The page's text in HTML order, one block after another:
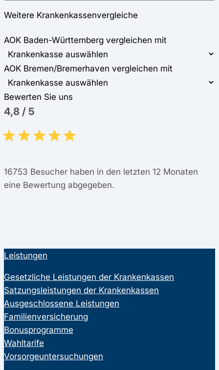
Weitere Krankenkassenvergleiche
AOK Baden-Württemberg vergleichen mit
AOK Bremen/Bremerhaven vergleichen mit
Bewerten Sie uns
4,8 / 5
16753 Besucher haben in den letzten 12 Monaten
eine Bewertung abgegeben.
Leistungen
Gesetzliche Leistungen der Krankenkassen
Satzungsleistungen der Krankenkassen
Ausgeschlossene Leistungen
Familienversicherung
Bonusprogramme
Wahltarife
Vorsorgeuntersuchungen